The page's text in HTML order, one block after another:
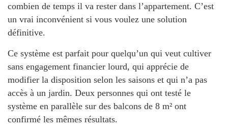
combien de temps il va rester dans l’appartement. C’est
un vrai inconvénient si vous voulez une solution
définitive.
Ce système est parfait pour quelqu’un qui veut cultiver
sans engagement financier lourd, qui apprécie de
modifier la disposition selon les saisons et qui n’a pas
accès à un jardin. Deux personnes qui ont testé le
système en parallèle sur des balcons de 8 m² ont
confirmé les mêmes résultats.